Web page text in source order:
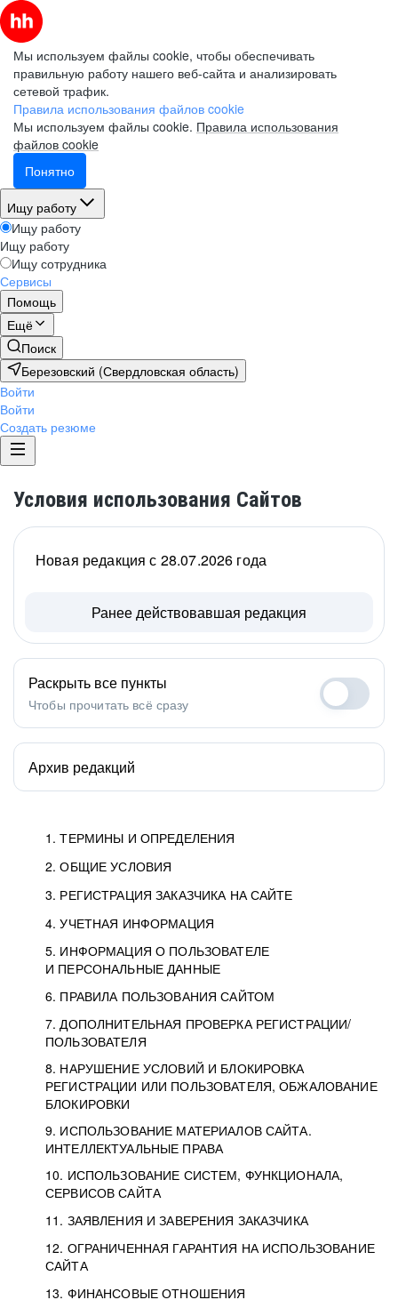
Мы используем файлы cookie, чтобы обеспечивать
правильную работу нашего веб-сайта и анализировать
сетевой трафик.
Правила использования файлов cookie
Мы используем файлы cookie. Правила использования
файлов cookie
Понятно
Ищу работу
Ищу работу
Ищу работу
Ищу сотрудника
Сервисы
Помощь
Ещё
Поиск
Березовский (Свердловская область)
Войти
Войти
Создать резюме
Условия использования Сайтов
1. ТЕРМИНЫ И ОПРЕДЕЛЕНИЯ
2. ОБЩИЕ УСЛОВИЯ
3. РЕГИСТРАЦИЯ ЗАКАЗЧИКА НА САЙТЕ
4. УЧЕТНАЯ ИНФОРМАЦИЯ
5. ИНФОРМАЦИЯ О ПОЛЬЗОВАТЕЛЕ
И ПЕРСОНАЛЬНЫЕ ДАННЫЕ
6. ПРАВИЛА ПОЛЬЗОВАНИЯ САЙТОМ
7. ДОПОЛНИТЕЛЬНАЯ ПРОВЕРКА РЕГИСТРАЦИИ/
ПОЛЬЗОВАТЕЛЯ
8. НАРУШЕНИЕ УСЛОВИЙ И БЛОКИРОВКА
РЕГИСТРАЦИИ ИЛИ ПОЛЬЗОВАТЕЛЯ, ОБЖАЛОВАНИЕ
БЛОКИРОВКИ
9. ИСПОЛЬЗОВАНИЕ МАТЕРИАЛОВ САЙТА.
ИНТЕЛЛЕКТУАЛЬНЫЕ ПРАВА
10. ИСПОЛЬЗОВАНИЕ СИСТЕМ, ФУНКЦИОНАЛА,
СЕРВИСОВ САЙТА
11. ЗАЯВЛЕНИЯ И ЗАВЕРЕНИЯ ЗАКАЗЧИКА
12. ОГРАНИЧЕННАЯ ГАРАНТИЯ НА ИСПОЛЬЗОВАНИЕ
САЙТА
13. ФИНАНСОВЫЕ ОТНОШЕНИЯ
Новая редакция с 28.07.2026 года
Ранее действовавшая редакция
Раскрыть все пункты
Чтобы прочитать всё сразу
Архив редакций